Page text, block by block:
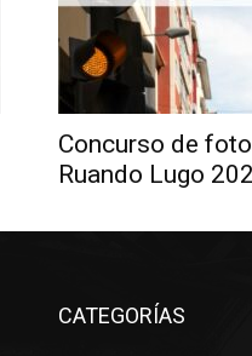
Concurso de
Ruando Lugo
CATEGORÍAS